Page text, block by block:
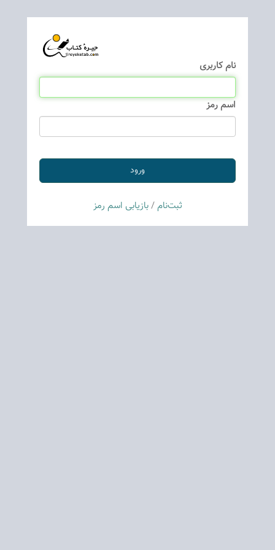
نام كاربری
اسم رمز
ثبت‌نام/بازیابی اسم رمز